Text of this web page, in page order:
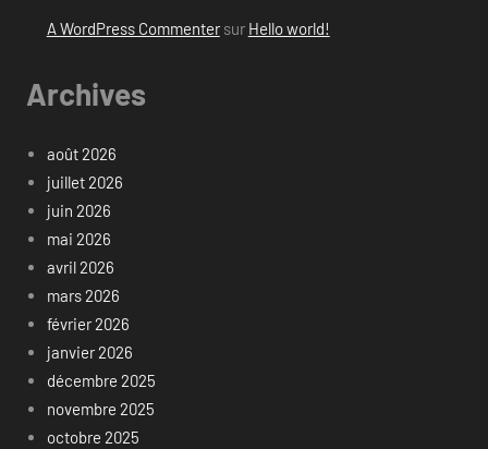
A WordPress Commentersur Hello world!
Archives
août 2026
juillet 2026
juin 2026
mai 2026
avril 2026
mars 2026
février 2026
janvier 2026
décembre 2025
novembre 2025
octobre 2025